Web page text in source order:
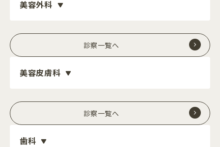
美容外科
診察一覧へ
美容皮膚科
診察一覧へ
歯科